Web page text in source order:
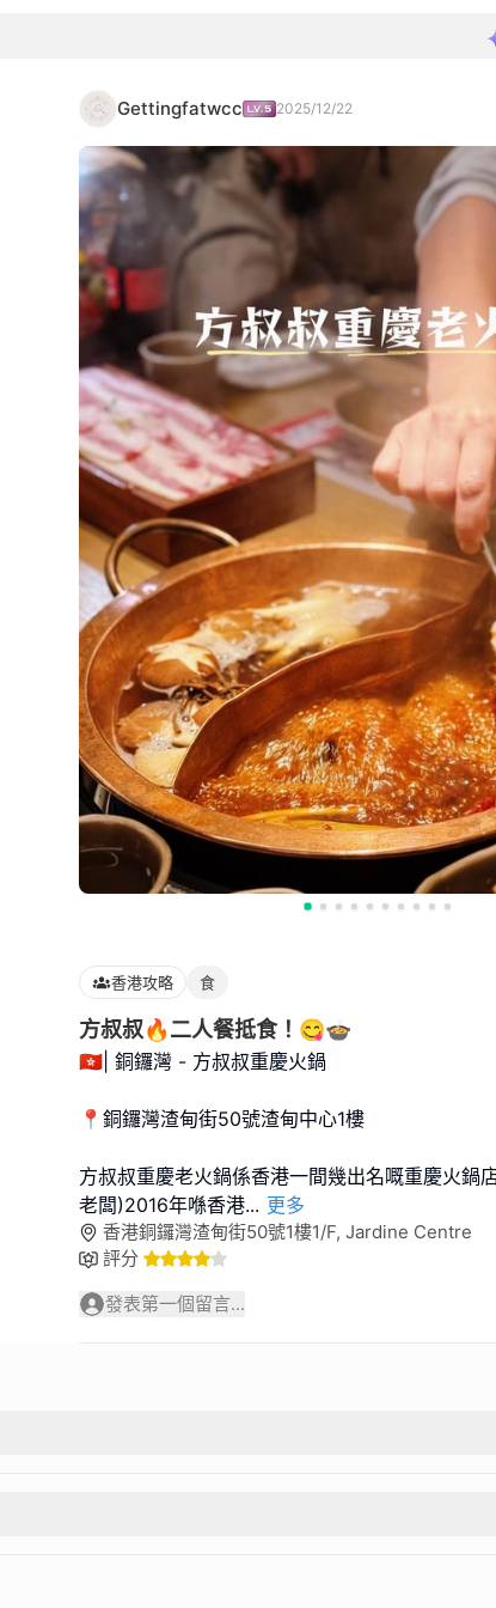
Gettingfatwcc 2025/12/22
香港攻略 食
方叔叔🔥二人餐抵食！😋🍲
🇭🇰| 銅鑼灣 - 方叔叔重慶火鍋
📍銅鑼灣渣甸街50號渣甸中心1樓
方叔叔重慶老火鍋係香港一間幾出名嘅重慶火鍋
老闆)2016年喺香港... 更多
香港銅鑼灣渣甸街50號1樓1/F, Jardine Centre
評分
發表第一個留言...